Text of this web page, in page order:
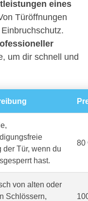
eines
Türöffnungen
um dir schnell und
der Tür, wenn du
hast.
80
von alten oder
Schlössern,